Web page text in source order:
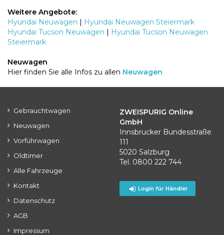
Weitere Angebote:
Hyundai Neuwagen | Hyundai Neuwagen Steiermark
Hyundai Tucson Neuwagen | Hyundai Tucson Neuwagen
Steiermark
Neuwagen
Hier finden Sie alle Infos zu allen Neuwagen
Gebrauchtwagen
Neuwagen
Vorführwagen
Oldtimer
Alle Fahrzeuge
Kontakt
Datenschutz
AGB
Impressum
ZWEISPURIG Online
GmbH
Innsbrucker Bundesstraße
111
5020 Salzburg
Tel. 0800 222 744
Login für Händler